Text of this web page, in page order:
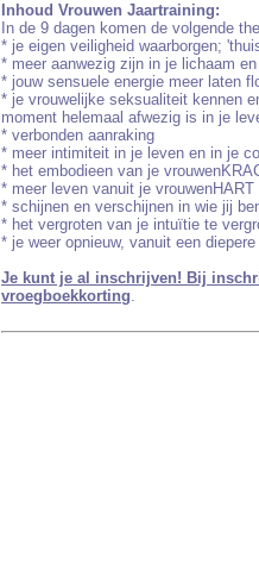
Inhoud Vrouwen Jaartraining:
In de 9 dagen komen de volgende
* je eigen veiligheid waarborgen;
* meer aanwezig zijn in je lichaam
* jouw sensuele energie meer laten
* je vrouwelijke seksualiteit kennen
moment helemaal afwezig is in je
* verbonden aanraking
* meer intimiteit in je leven en in je
* het embodieen van je
* meer leven vanuit je vrouwenHART
* schijnen en verschijnen in wie jij
* het vergroten van je intuïtie te
* je weer opnieuw, vanuit een
Je kunt je al inschrijven! Bij
vroegboekkorting.